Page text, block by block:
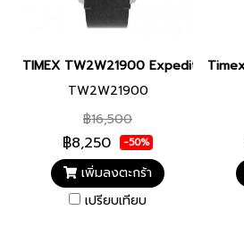
TIMEX TW2W21900 Expedition
TW2W21900
฿16,500
฿8,250 -50%
เพิ่มลงตะกร้า
เปรียบเทียบ